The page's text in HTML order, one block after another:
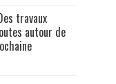
travaux
autour de